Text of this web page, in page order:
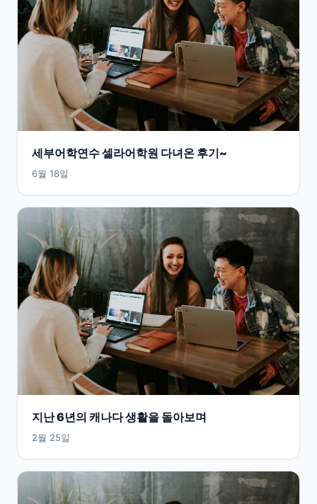
세부어학연수 셀라어학원 다녀온 후기~
6월 18일
지난 6년의 캐나다 생활을 돌아보며
2월 25일